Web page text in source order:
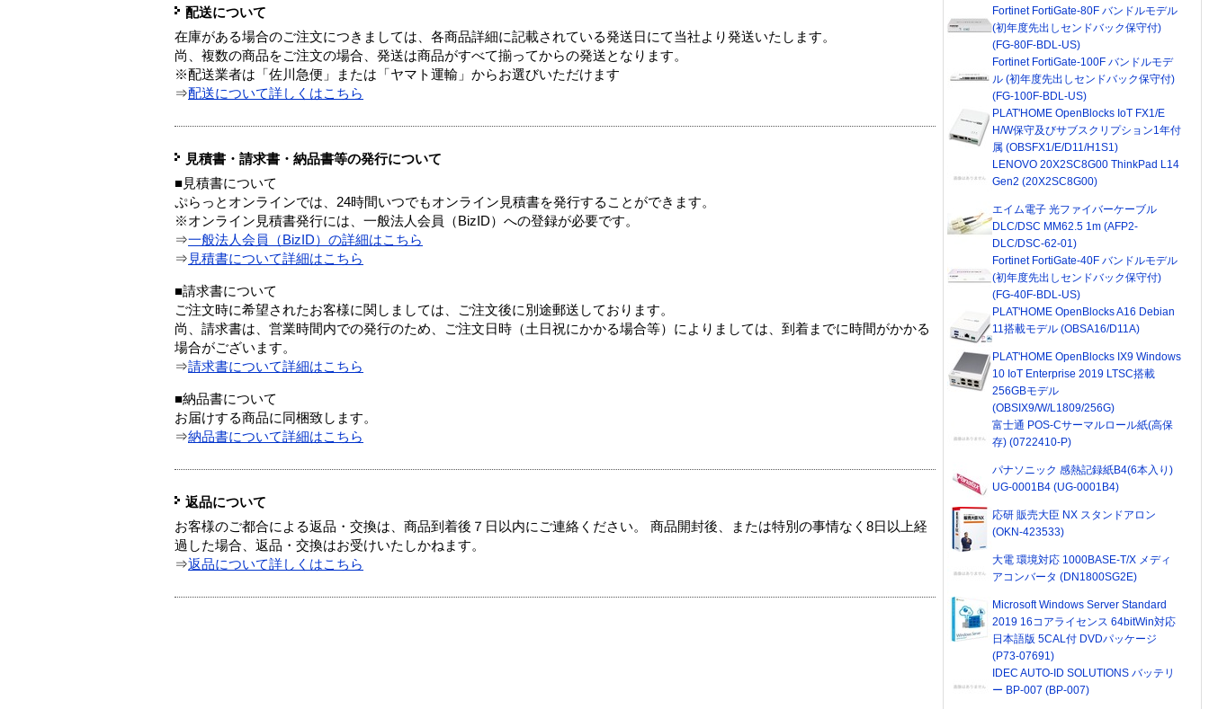
配送について
在庫がある場合のご注文につきましては、各商品詳細に記載されている発送日にて当社より発送いたします。
尚、複数の商品をご注文の場合、発送は商品がすべて揃ってからの発送となります。
※配送業者は「佐川急便」または「ヤマト運輸」からお選びいただけます
⇒配送について詳しくはこちら
見積書・請求書・納品書等の発行について
■見積書について
ぷらっとオンラインでは、24時間いつでもオンライン見積書を発行することができます。
※オンライン見積書発行には、一般法人会員（BizID）への登録が必要です。
⇒一般法人会員（BizID）の詳細はこちら
⇒ 見積書について詳細はこちら
■請求書について
ご注文時に希望されたお客様に関しましては、ご注文後に別途郵送しております。
尚、請求書は、営業時間内での発行のため、ご注文日時（土日祝にかかる場合等）によりましては、到着までに時間がかかる
場合がございます。
⇒請求書について詳細はこちら
■納品書について
お届けする商品に同梱致します。
⇒納品書について詳細はこちら
返品について
お客様のご都合による返品・交換は、商品到着後７日以内にご連絡ください。 商品開封後、または特別の事情なく8日以上経
過した場合、返品・交換はお受けいたしかねます。
⇒返品について詳しくはこちら
Fortinet FortiGate-80F バンドルモデル
(初年度先出しセンドバック保守付)
(FG-80F-BDL-US)
Fortinet FortiGate-100F バンドルモデ
ル (初年度先出しセンドバック保守付)
(FG-100F-BDL-US)
PLAT'HOME OpenBlocks IoT FX1/E
H/W保守及びサブスクリプション1年付
属 (OBSFX1/E/D11/H1S1)
LENOVO 20X2SC8G00 ThinkPad L14
Gen2 (20X2SC8G00)
エイム電子 光ファイバーケーブル
DLC/DSC MM62.5 1m (AFP2-
DLC/DSC-62-01)
Fortinet FortiGate-40F バンドルモデル
(初年度先出しセンドバック保守付)
(FG-40F-BDL-US)
PLAT'HOME OpenBlocks A16 Debian
11搭載モデル (OBSA16/D11A)
PLAT'HOME OpenBlocks IX9 Windows
10 IoT Enterprise 2019 LTSC搭載
256GBモデル
(OBSIX9/W/L1809/256G)
富士通 POS-Cサーマルロール紙(高保
存) (0722410-P)
パナソニック 感熱記録紙B4(6本入り)
UG-0001B4 (UG-0001B4)
応研 販売大臣 NX スタンドアロン
(OKN-423533)
大電 環境対応 1000BASE-T/X メディ
アコンバータ (DN1800SG2E)
Microsoft Windows Server Standard
2019 16コアライセンス 64bitWin対応
日本語版 5CAL付 DVDパッケージ
(P73-07691)
IDEC AUTO-ID SOLUTIONS バッテリ
ー BP-007 (BP-007)